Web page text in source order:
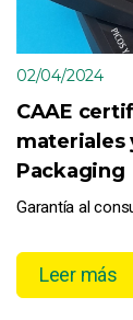
02/04/2024
CAAE
materiales
Packaging
Garantía al
Leer más